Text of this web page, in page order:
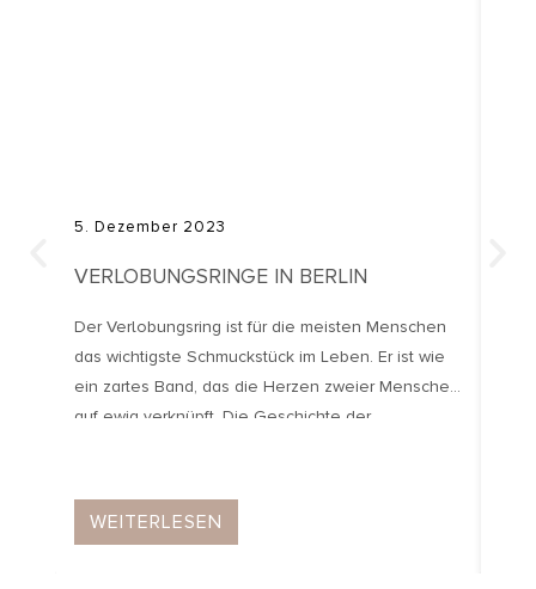
5. Dezember 2023
VERLOBUNGSRINGE IN BERLIN
Der Verlobungsring ist für die meisten Menschen
das wichtigste Schmuckstück im Leben. Er ist wie
ein zartes Band, das die Herzen zweier Menschen
auf ewig verknüpft. Die Geschichte der
sich in den alten römischen Zeiten. Doch über die
WEITERLESEN